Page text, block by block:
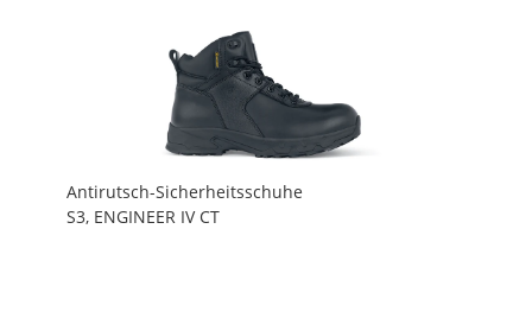
Antirutsch-Sicherheitsschuhe
S3, ENGINEER IV CT